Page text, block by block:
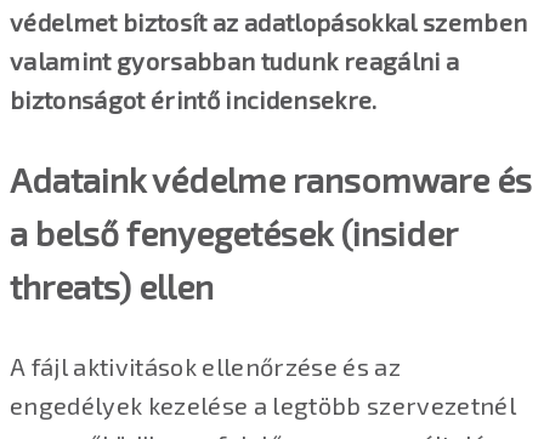
védelmet biztosít az adatlopásokkal szemben
valamint gyorsabban tudunk reagálni a
biztonságot érintő incidensekre.
Adataink védelme ransomware és
a belső fenyegetések (insider
threats) ellen
A fájl aktivitások ellenőrzése és az
engedélyek kezelése a legtöbb szervezetnél